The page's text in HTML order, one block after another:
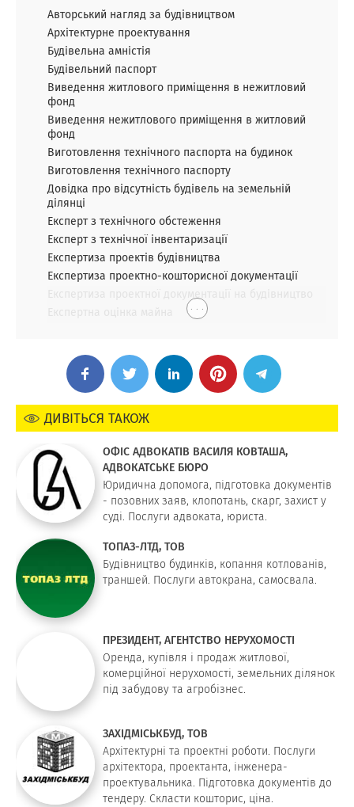
Авторський нагляд за будівництвом
Архітектурне проектування
Будівельна амністія
Будівельний паспорт
Виведення житлового приміщення в нежитловий
фонд
Виведення нежитлового приміщення в житловий
фонд
Виготовлення технічного паспорта на будинок
Виготовлення технічного паспорту
Довідка про відсутність будівель на земельній
ділянці
Експерт з технічного обстеження
Експерт з технічної інвентаризації
Експертиза проектів будівництва
Експертиза проектно-кошторисної документації
. . .
ДИВІТЬСЯ ТАКОЖ
ОФІС АДВОКАТІВ ВАСИЛЯ КОВТАША,
АДВОКАТСЬКЕ БЮРО
Юридична допомога, підготовка документів
- позовних заяв, клопотань, скарг, захист у
суді. Послуги адвоката, юриста.
ТОПАЗ-ЛТД, ТОВ
Будівництво будинків, копання котлованів,
траншей. Послуги автокрана, самосвала.
ПРЕЗИДЕНТ, АГЕНТСТВО НЕРУХОМОСТІ
Оренда, купівля і продаж житлової,
комерційної нерухомості, земельних ділянок
під забудову та агробізнес.
ЗАХІДМІСЬКБУД, ТОВ
Архітектурні та проектні роботи. Послуги
архітектора, проектанта, інженера-
проектувальника. Підготовка документів до
тендеру. Скласти кошторис, ціна.